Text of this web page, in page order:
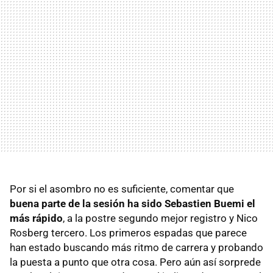
Por si el asombro no es suficiente, comentar que
buena parte de la sesión ha sido Sebastien Buemi el
más rápido, a la postre segundo mejor registro y Nico
Rosberg tercero. Los primeros espadas que parece
han estado buscando más ritmo de carrera y probando
la puesta a punto que otra cosa. Pero aún así sorprede